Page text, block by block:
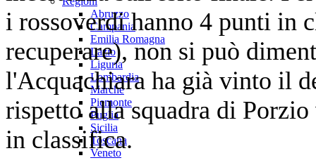
Abruzzo
Campania
Emilia Romagna
Lazio
Liguria
Lombardia
Marche
Piemonte
Puglia
Sicilia
Toscana
Veneto
i rossoverdi hanno 4 punti in
recuperare), non si può
l'Acquachiara ha già vinto il
rispetto alla squadra di
in classifica.